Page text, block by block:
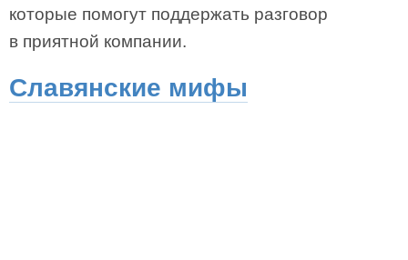
которые помогут поддержать разговор
в приятной компании.
Славянские мифы